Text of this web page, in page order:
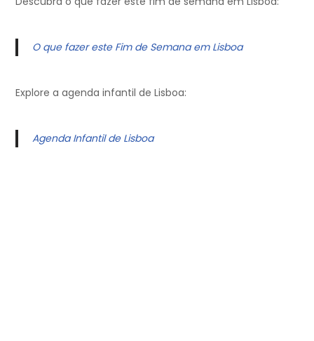
O que fazer este Fim de Semana em Lisboa
Explore a agenda infantil de Lisboa:
Agenda Infantil de Lisboa